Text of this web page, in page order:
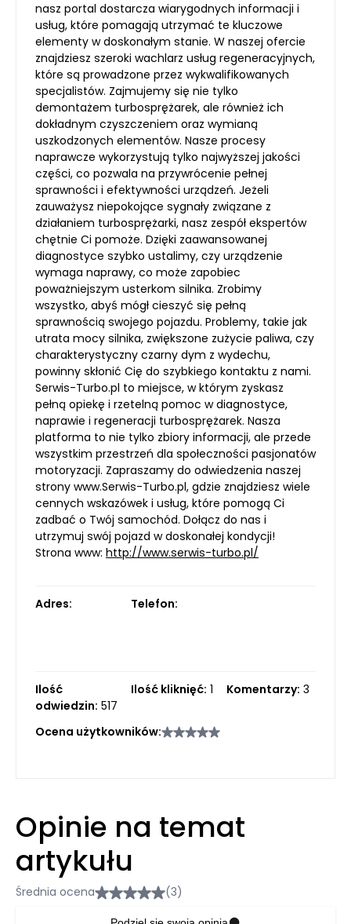
nasz portal dostarcza wiarygodnych informacji i
usług, które pomagają utrzymać te kluczowe
elementy w doskonałym stanie. W naszej ofercie
znajdziesz szeroki wachlarz usług regeneracyjnych,
które są prowadzone przez wykwalifikowanych
specjalistów. Zajmujemy się nie tylko
demontażem turbosprężarek, ale również ich
dokładnym czyszczeniem oraz wymianą
uszkodzonych elementów. Nasze procesy
naprawcze wykorzystują tylko najwyższej jakości
części, co pozwala na przywrócenie pełnej
sprawności i efektywności urządzeń. Jeżeli
zauważysz niepokojące sygnały związane z
działaniem turbosprężarki, nasz zespół ekspertów
chętnie Ci pomoże. Dzięki zaawansowanej
diagnostyce szybko ustalimy, czy urządzenie
wymaga naprawy, co może zapobiec
poważniejszym usterkom silnika. Zrobimy
wszystko, abyś mógł cieszyć się pełną
sprawnością swojego pojazdu. Problemy, takie jak
utrata mocy silnika, zwiększone zużycie paliwa, czy
charakterystyczny czarny dym z wydechu,
powinny skłonić Cię do szybkiego kontaktu z nami.
Serwis-Turbo.pl to miejsce, w którym zyskasz
pełną opiekę i rzetelną pomoc w diagnostyce,
naprawie i regeneracji turbosprężarek. Nasza
platforma to nie tylko zbiory informacji, ale przede
wszystkim przestrzeń dla społeczności pasjonatów
motoryzacji. Zapraszamy do odwiedzenia naszej
strony www.Serwis-Turbo.pl, gdzie znajdziesz wiele
cennych wskazówek i usług, które pomogą Ci
zadbać o Twój samochód. Dołącz do nas i
utrzymuj swój pojazd w doskonałej kondycji!
Strona www: http://www.serwis-turbo.pl/
Adres: Telefon:
Ilość
odwiedzin: 517
Ilość kliknięć: 1 Komentarzy: 3
Ocena użytkowników:
Opinie na temat
artykułu
Średnia ocena (3)